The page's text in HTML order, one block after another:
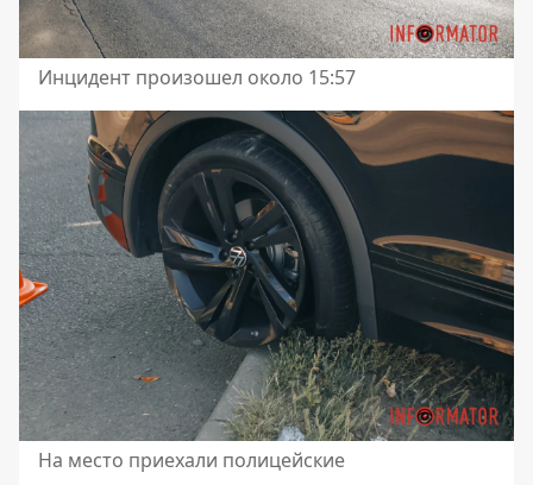
Инцидент произошел около 15:57
На место приехали полицейские